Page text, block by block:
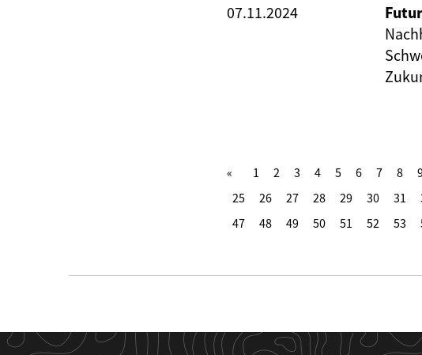
07.11.2024
1 2 3 4 5 6 7 8
25
26 27 28 29 30 31
47
48 49 50 51 52 53